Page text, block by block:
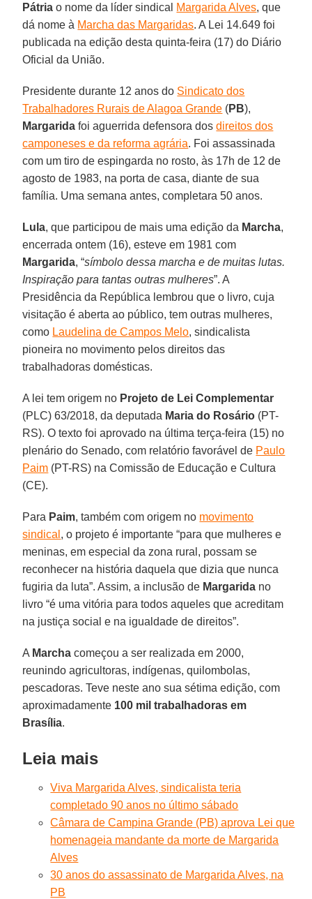
Pátria o nome da líder sindical Margarida Alves, que
dá nome à Marcha das Margaridas. A Lei 14.649 foi
publicada na edição desta quinta-feira (17) do Diário
Oficial da União.
Presidente durante 12 anos do Sindicato dos
Trabalhadores Rurais de Alagoa Grande (PB),
Margarida foi aguerrida defensora dosdireitos dos
camponeses e da reforma agrária. Foi assassinada
com um tiro de espingarda no rosto, às 17h de 12 de
agosto de 1983, na porta de casa, diante de sua
família. Uma semana antes, completara 50 anos.
Lula, que participou de mais uma edição da Marcha,
encerrada ontem (16), esteve em 1981 com
Margarida, “símbolo dessa marcha e de muitas lutas.
Inspiração para tantas outras mulheres”. A
Presidência da República lembrou que o livro, cuja
visitação é aberta ao público, tem outras mulheres,
como Laudelina de Campos Melo, sindicalista
pioneira no movimento pelos direitos das
trabalhadoras domésticas.
A lei tem origem no Projeto de Lei Complementar
(PLC) 63/2018, da deputada Maria do Rosário (PT-
RS). O texto foi aprovado na última terça-feira (15) no
plenário do Senado, com relatório favorável de Paulo
Paim (PT-RS) na Comissão de Educação e Cultura
(CE).
Para Paim, também com origem no movimento
sindical , o projeto é importante “para que mulheres e
meninas, em especial da zona rural, possam se
reconhecer na história daquela que dizia que nunca
fugiria da luta”. Assim, a inclusão de Margarida no
livro “é uma vitória para todos aqueles que acreditam
na justiça social e na igualdade de direitos”.
A Marcha começou a ser realizada em 2000,
reunindo agricultoras, indígenas, quilombolas,
pescadoras. Teve neste ano sua sétima edição, com
aproximadamente 100 mil trabalhadoras em
Brasília.
Leia mais
Viva Margarida Alves, sindicalista teria
completado 90 anos no último sábado
Câmara de Campina Grande (PB) aprova Lei que
homenageia mandante da morte de Margarida
Alves
30 anos do assassinato de Margarida Alves, na
PB